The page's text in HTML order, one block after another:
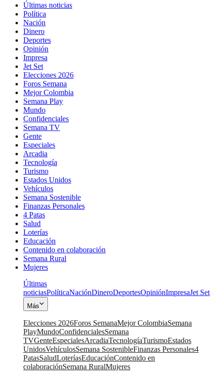
Últimas noticias
Política
Nación
Dinero
Deportes
Opinión
Impresa
Jet Set
Elecciones 2026
Foros Semana
Mejor Colombia
Semana Play
Mundo
Confidenciales
Semana TV
Gente
Especiales
Arcadia
Tecnología
Turismo
Estados Unidos
Vehículos
Semana Sostenible
Finanzas Personales
4 Patas
Salud
Loterías
Educación
Contenido en colaboración
Semana Rural
Mujeres
Últimas
noticiasPolíticaNaciónDineroDeportesOpiniónImpresaJet Set
Más
Elecciones 2026Foros SemanaMejor ColombiaSemana
PlayMundoConfidencialesSemana
TVGenteEspecialesArcadiaTecnologíaTurismoEstados
UnidosVehículosSemana SostenibleFinanzas Personales4
PatasSaludLoteríasEducaciónContenido en
colaboraciónSemana RuralMujeres